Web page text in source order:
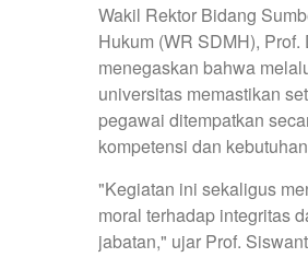
Wakil Rektor Bidang
Hukum (WR SDMH), Prof.
menegaskan bahwa
universitas memastikan
pegawai ditempatkan
kompetensi dan
"Kegiatan ini sekaligus
moral terhadap integritas
jabatan," ujar Prof.